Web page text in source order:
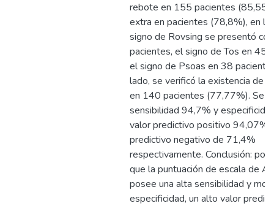
rebote en 155 pacientes
extra en pacientes (78,8%), en
signo de Rovsing se presentó
pacientes, el signo de Tos en 45
el signo de Psoas en 38
lado, se verificó la existencia de
en 140 pacientes (77,77%). Se
sensibilidad 94,7% y
valor predictivo positivo 94,07%
predictivo negativo de 71,4%
respectivamente. Conclusión:
que la puntuación de escala de
posee una alta sensibilidad y
especificidad, un alto valor